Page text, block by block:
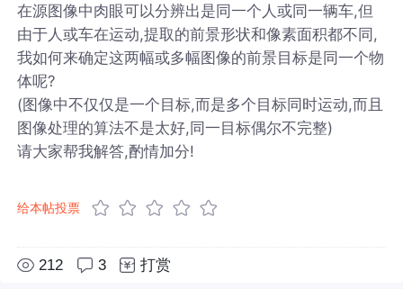
在源图像中肉眼可以分辨出是同一个人或同一辆车,但
由于人或车在运动,提取的前景形状和像素面积都不同,
我如何来确定这两幅或多幅图像的前景目标是同一个物
体呢?
(图像中不仅仅是一个目标,而是多个目标同时运动,而且
图像处理的算法不是太好,同一目标偶尔不完整)
请大家帮我解答,酌情加分!
给本帖投票
212 3 打赏